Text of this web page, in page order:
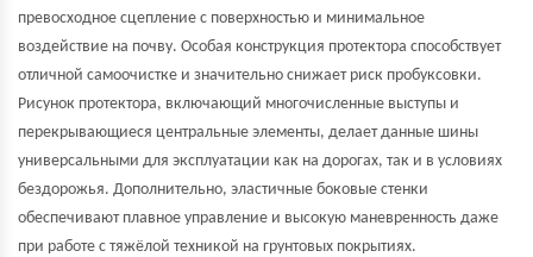
превосходное сцепление с поверхностью и минимальное
воздействие на почву. Особая конструкция протектора способствует
отличной самоочистке и значительно снижает риск пробуксовки.
Рисунок протектора, включающий многочисленные выступы и
перекрывающиеся центральные элементы, делает данные шины
универсальными для эксплуатации как на дорогах, так и в условиях
бездорожья. Дополнительно, эластичные боковые стенки
обеспечивают плавное управление и высокую маневренность даже
при работе с тяжёлой техникой на грунтовых покрытиях.